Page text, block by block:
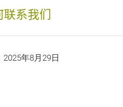
联系我们
年8月29日